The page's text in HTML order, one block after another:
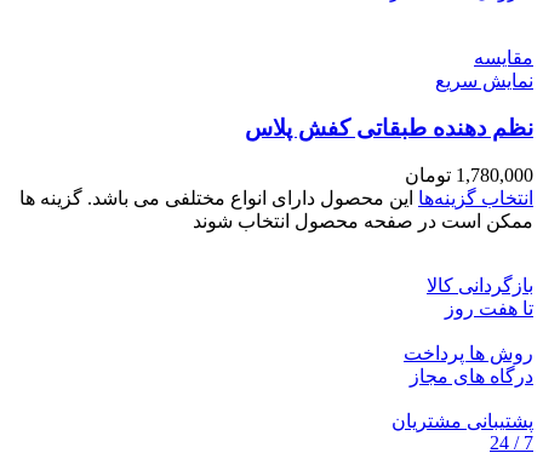
مقايسه
نمایش سریع
نظم دهنده طبقاتی کفش پلاس
1,780,000 تومان
انتخاب گزینه‌ها این محصول دارای انواع مختلفی می باشد. گزینه ها
ممکن است در صفحه محصول انتخاب شوند
بازگردانی کالا
تا هفت روز
روش ها پرداخت
درگاه های مجاز
پشتیبانی مشتریان
7 / 24